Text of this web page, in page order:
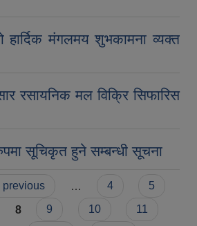
हार्दिक मंगलमय शुभकामना व्यक्त
रसायनिक मल विक्रि सिफारिस
सूचिकृत हुने सम्बन्धी सूचना
previous 4
5
8 9 10
11